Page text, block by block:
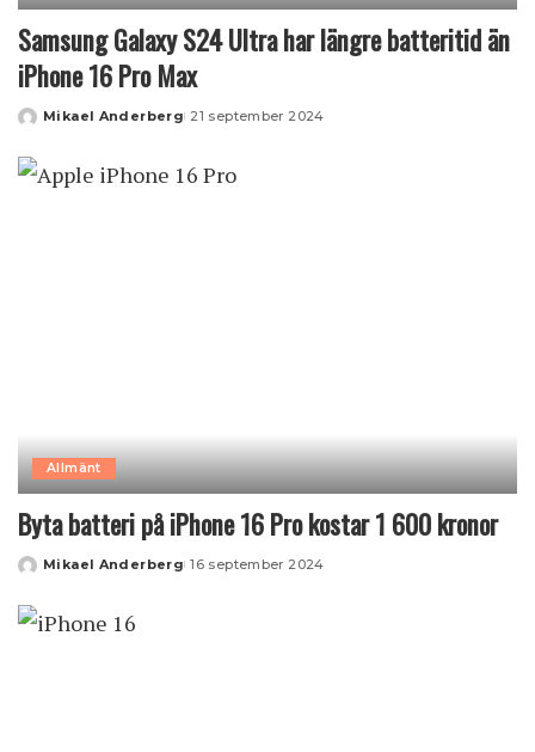
Samsung Galaxy S24 Ultra har längre batteritid än
iPhone 16 Pro Max
Posted
Mikael Anderberg 21 september 2024
Allmänt
Byta batteri på iPhone 16 Pro kostar 1 600 kronor
Posted
Mikael Anderberg 16 september 2024